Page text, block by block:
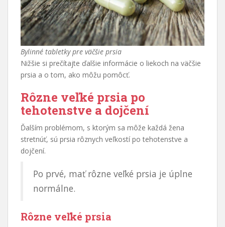
Bylinné tabletky pre väčšie prsia
Nižšie si prečítajte ďalšie informácie o liekoch na väčšie
prsia a o tom, ako môžu pomôcť.
Rôzne veľké prsia po
tehotenstve a dojčení
Ďalším problémom, s ktorým sa môže každá žena
stretnúť, sú prsia rôznych veľkostí po tehotenstve a
dojčení.
Po prvé, mať rôzne veľké prsia je úplne
normálne.
Rôzne veľké prsia